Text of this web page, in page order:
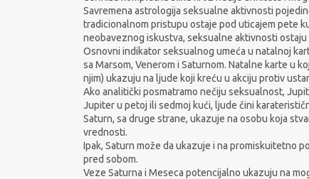
Savremena astrologija seksualne aktivnosti
tradicionalnom pristupu ostaje pod uticajem pete
neobaveznog iskustva, seksualne aktivnosti
Osnovni indikator seksualnog umeća u natalnoj
sa Marsom, Venerom i Saturnom. Natalne karte u
njim) ukazuju na ljude koji kreću u akciju protiv
Ako analitički posmatramo nečiju seksualnost,
Jupiter u petoj ili sedmoj kući, ljude čini
Saturn, sa druge strane, ukazuje na osobu koja
vrednosti.
Ipak, Saturn može da ukazuje i na promiskuitetno
pred sobom.
Veze Saturna i Meseca potencijalno ukazuju na